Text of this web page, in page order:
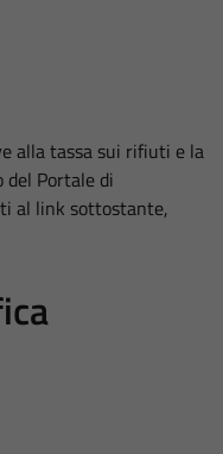
alla tassa sui rifiuti e la
Portale di
al link sottostante,